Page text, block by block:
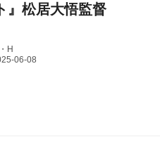
』松居大悟監督
H